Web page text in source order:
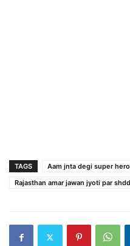
TAGS
Aam jnta degi super
Rajasthan amar jawan jyoti par